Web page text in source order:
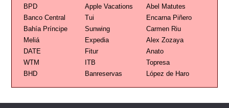
BPD
Apple Vacations
Abel Matutes
Banco Central
Tui
Encarna Piñero
Bahía Príncipe
Sunwing
Carmen Riu
Meliá
Expedia
Alex Zozaya
DATE
Fitur
Anato
WTM
ITB
Topresa
BHD
Banreservas López de Haro